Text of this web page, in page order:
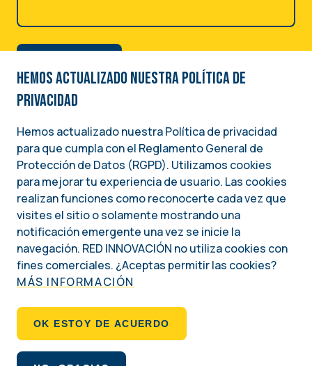
Image
Una iniciativa del
INSTITUTO NACIONAL DEMÓCRATA PARA ASUNTOS INTERNACIONALES (NDI)
Social
Footer
QUIÉNES SOMOS
POLÍTICA DE PRIVACIDAD
Hemos actualizado nuestra Política de
privacidad
Hemos actualizado nuestra Política de privacidad
para que cumpla con el Reglamento General de
Protección de Datos (RGPD). Utilizamos cookies
para mejorar tu experiencia de usuario. Las cookies
realizan funciones como reconocerte cada vez que
visites el sitio o solamente mostrando una
notificación emergente una vez se inicie la
navegación. RED INNOVACIÓN no utiliza cookies con
fines comerciales. ¿Aceptas permitir las cookies?
MÁS INFORMACIÓN
OK ESTOY DE ACUERDO